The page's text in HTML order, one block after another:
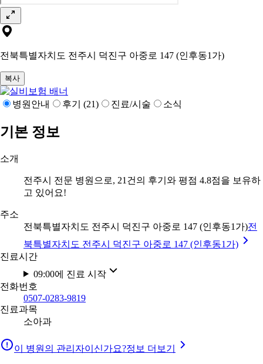
전북특별자치도 전주시 덕진구 아중로 147 (인후동1가)
복사
병원안내 후기 (21) 진료/시술 소식
기본 정보
소개
전주시 전문 병원으로, 21건의 후기와 평점 4.8점을 보유하
고 있어요!
주소
전북특별자치도 전주시 덕진구 아중로 147 (인후동1가)전
북특별자치도 전주시 덕진구 아중로 147 (인후동1가)
진료시간
09:00에 진료 시작
전화번호
0507-0283-9819
진료과목
소아과
이 병원의 관리자이신가요?정보 더보기